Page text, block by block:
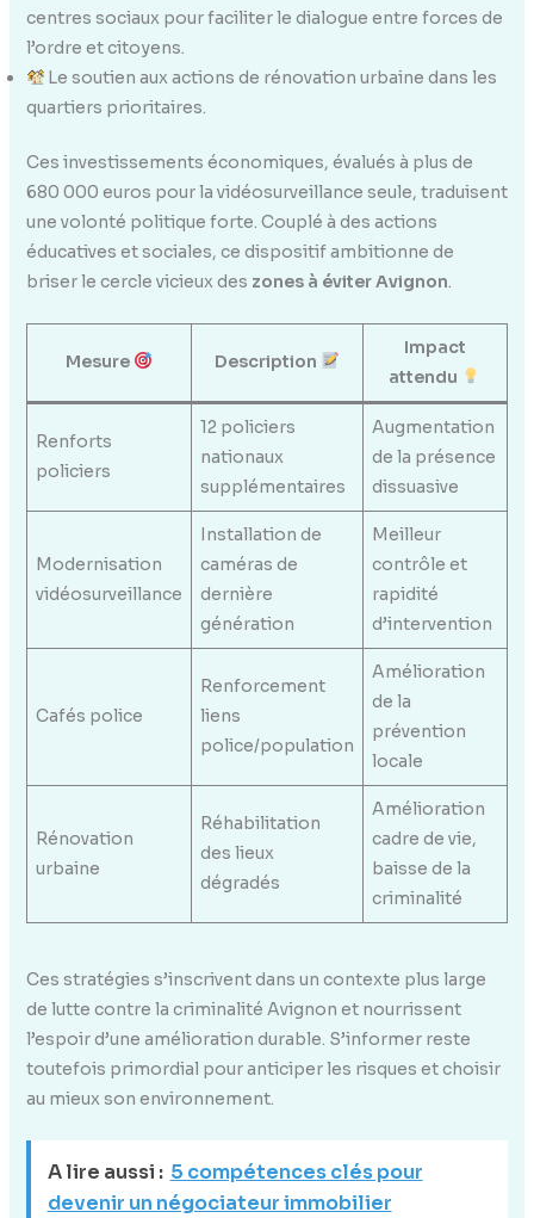
centres sociaux pour faciliter le dialogue entre forces de
l’ordre et citoyens.
Le soutien aux actions de rénovation urbaine dans les
quartiers prioritaires.
Ces investissements économiques, évalués à plus de
680 000 euros pour la vidéosurveillance seule, traduisent
une volonté politique forte. Couplé à des actions
éducatives et sociales, ce dispositif ambitionne de
briser le cercle vicieux des zones à éviter Avignon.
Mesure Description
Impact
attendu
Renforts
policiers
12 policiers
nationaux
supplémentaires
Augmentation
de la présence
dissuasive
Modernisation
vidéosurveillance
Installation de
caméras de
dernière
génération
Meilleur
contrôle et
rapidité
d’intervention
Cafés police
Renforcement
liens
police/population
Amélioration
de la
prévention
locale
Rénovation
urbaine
Réhabilitation
des lieux
dégradés
Amélioration
cadre de vie,
baisse de la
criminalité
Ces stratégies s’inscrivent dans un contexte plus large
de lutte contre la criminalité Avignon et nourrissent
l’espoir d’une amélioration durable. S’informer reste
toutefois primordial pour anticiper les risques et choisir
au mieux son environnement.
A lire aussi : 5 compétences clés pour
devenir un négociateur immobilier